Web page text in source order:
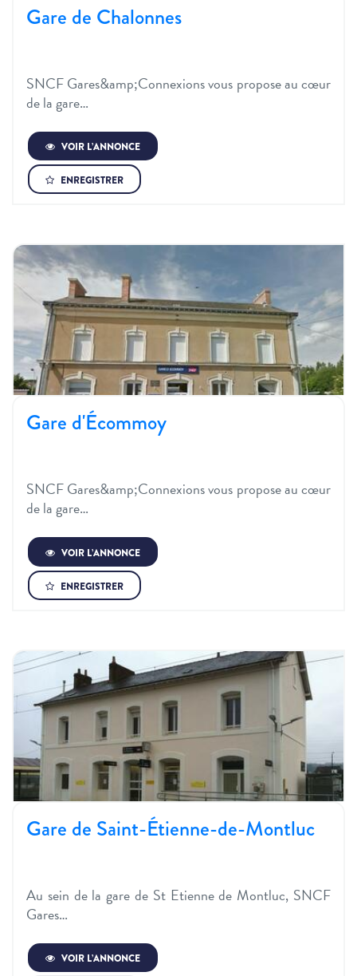
Gare de Chalonnes
SNCF Gares&amp;Connexions vous propose au cœur
de la gare…
VOIR L’ANNONCE
ENREGISTRER
Gare d'Écommoy
SNCF Gares&amp;Connexions vous propose au cœur
de la gare…
VOIR L’ANNONCE
ENREGISTRER
Gare de Saint-Étienne-de-Montluc
Au sein de la gare de St Etienne de Montluc, SNCF
Gares…
VOIR L’ANNONCE